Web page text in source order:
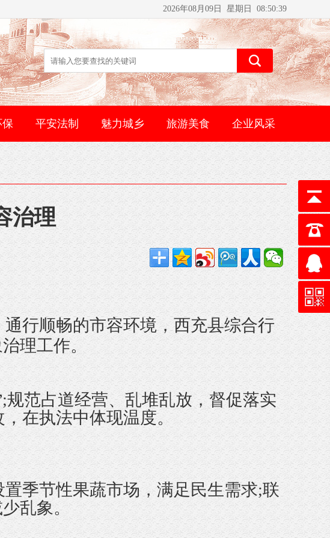
2026年08月09日 星期日 08:50:39
平安法制 魅力城乡 旅游美食 企业风采
治理
行顺畅的市容环境，西充县综合行
理工作。
范占道经营、乱堆乱放，督促落实
在执法中体现温度。
季节性果蔬市场，满足民生需求;联
乱象。